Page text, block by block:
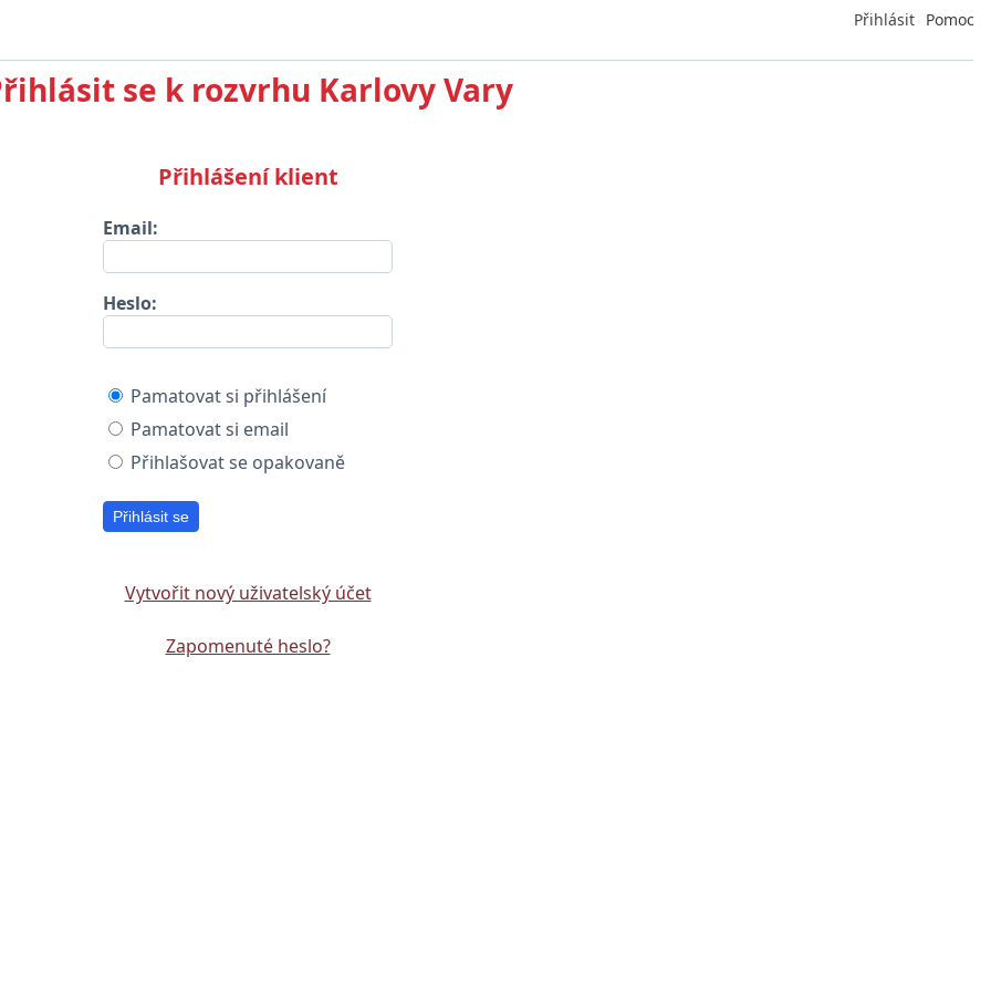
Přihlásit Pomoc
se k rozvrhu Karlovy Vary
Přihlášení klient
Email:
Heslo:
Pamatovat si přihlášení
Pamatovat si email
Přihlašovat se opakovaně
Přihlásit se
Vytvořit nový uživatelský účet
Zapomenuté heslo?